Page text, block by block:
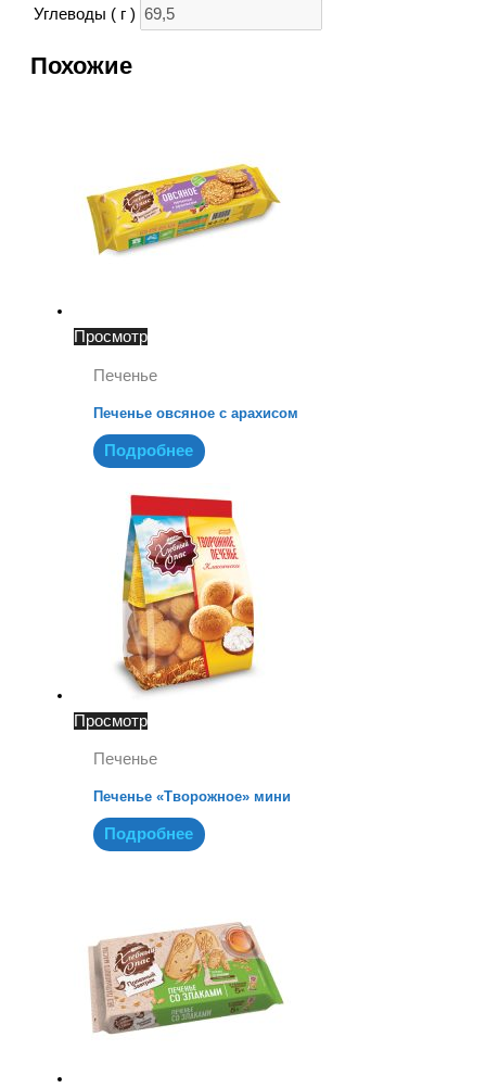
Углеводы ( г )
Похожие
Просмотр
Печенье
Печенье овсяное с арахисом
Подробнее
Просмотр
Печенье
Печенье «Творожное» мини
Подробнее